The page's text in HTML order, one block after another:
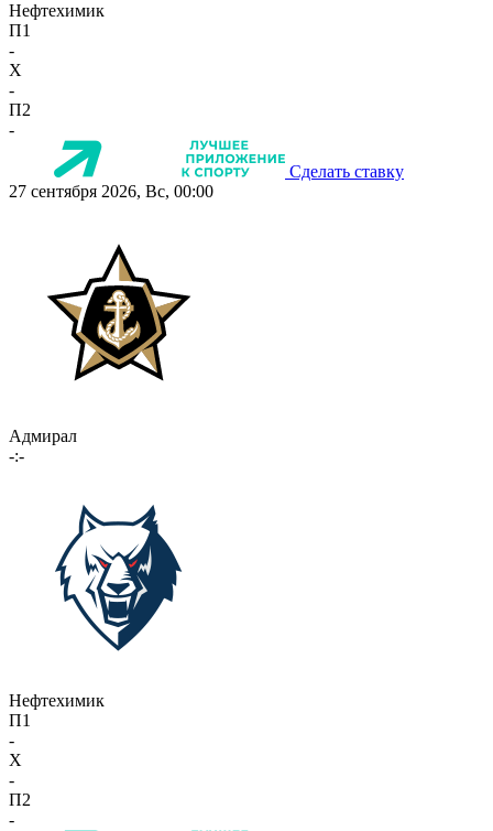
Нефтехимик
П1
-
X
-
П2
-
Сделать ставку
27 сентября 2026, Вс, 00:00
Адмирал
-:-
Нефтехимик
П1
-
X
-
П2
-